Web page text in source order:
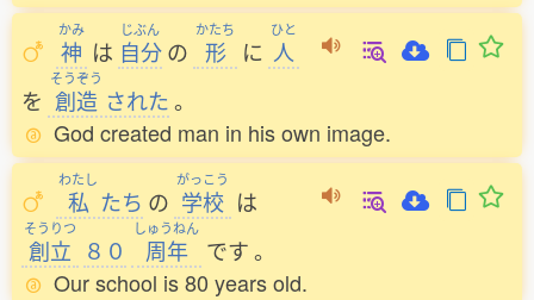
かみ
神 は
じぶん
自分 の
かたち
形 に
ひと
人
を
そうぞう
創造 された。
God created man in his own image.
わたし
私 たち の
がっこう
学校 は
そうりつ
創立 ８０
しゅうねん
周年 です。
Our school is 80 years old.